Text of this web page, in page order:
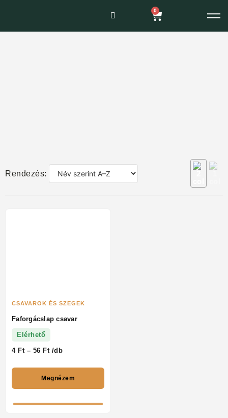
0
Rendezés:
CSAVAROK ÉS SZEGEK
Faforgácslap csavar
Elérhető
4 Ft – 56 Ft /db
Megnézem